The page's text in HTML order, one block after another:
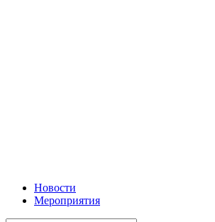
Новости
Мероприятия